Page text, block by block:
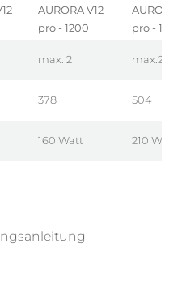
AURORA V12
pro - 1200
pro -
max. 2 max.2
378 504
160 Watt 210 Watt